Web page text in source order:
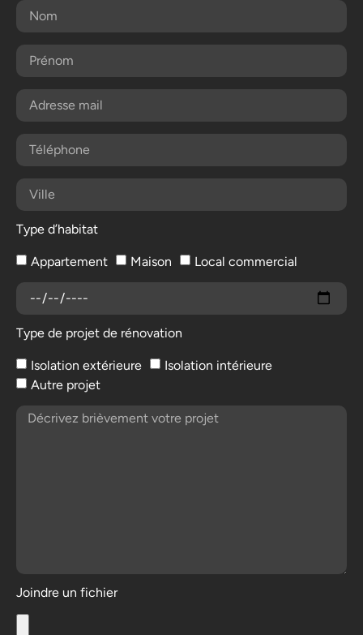
Type d’habitat
Appartement Maison Local commercial
Type de projet de rénovation
Isolation extérieure
Isolation intérieure
Autre projet
Joindre un fichier